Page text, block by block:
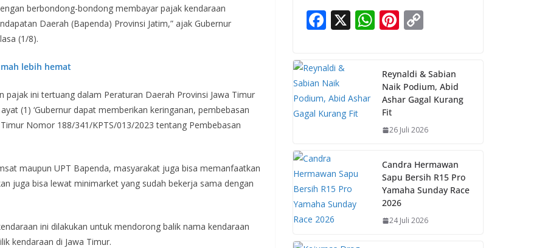
berbondong-bondong membayar pajak kendaraan
Daerah (Bapenda) Provinsi Jatim,” ajak Gubernur
(1/8).
lebih hemat
ini tertuang dalam Peraturan Daerah Provinsi Jawa Timur
(1) ‘Gubernur dapat memberikan keringanan, pembebasan
Nomor 188/341/KPTS/013/2023 tentang Pembebasan
maupun UPT Bapenda, masyarakat juga bisa memanfaatkan
juga bisa lewat minimarket yang sudah bekerja sama dengan
ini dilakukan untuk mendorong balik nama kendaraan
kendaraan di Jawa Timur.
F
e
b
o
o
X W
s
A
p
p
Pi
e
st
y
Li
k
Reynaldi & Sabian
Naik Podium, Abid
Ashar Gagal Kurang
Fit
26 Juli 2026
Candra Hermawan
Sapu Bersih R15 Pro
Yamaha Sunday Race
2026
24 Juli 2026